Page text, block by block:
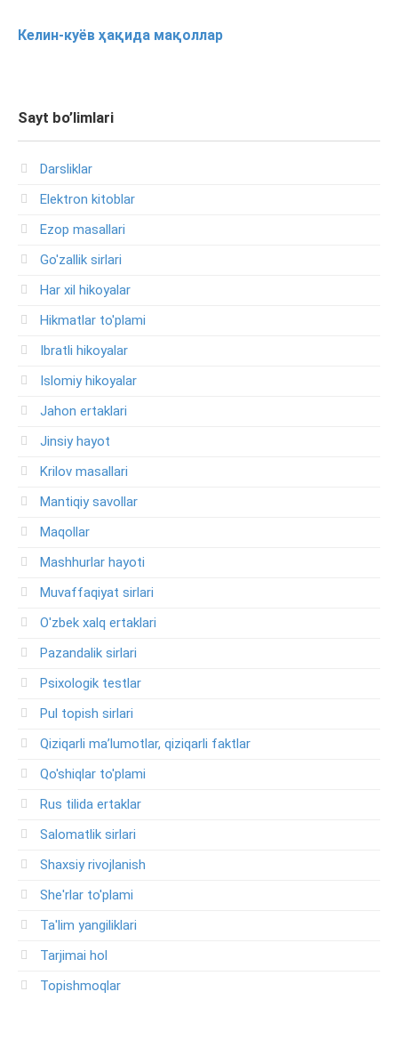
Келин-куёв ҳақида мақоллар
Sayt bo’limlari
Darsliklar
Elektron kitoblar
Ezop masallari
Go'zallik sirlari
Har xil hikoyalar
Hikmatlar to'plami
Ibratli hikoyalar
Islomiy hikoyalar
Jahon ertaklari
Jinsiy hayot
Krilov masallari
Mantiqiy savollar
Maqollar
Mashhurlar hayoti
Muvaffaqiyat sirlari
O'zbek xalq ertaklari
Pazandalik sirlari
Psixologik testlar
Pul topish sirlari
Qiziqarli ma’lumotlar, qiziqarli faktlar
Qo'shiqlar to'plami
Rus tilida ertaklar
Salomatlik sirlari
Shaxsiy rivojlanish
She'rlar to'plami
Ta'lim yangiliklari
Tarjimai hol
Topishmoqlar